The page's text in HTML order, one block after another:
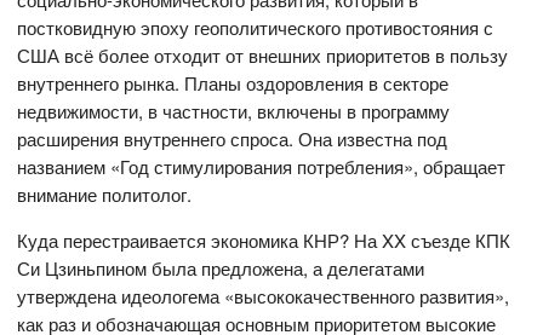
постковидную эпоху геополитического противостояния с
США всё более отходит от внешних приоритетов в пользу
внутреннего рынка. Планы оздоровления в секторе
недвижимости, в частности, включены в программу
расширения внутреннего спроса. Она известна под
названием «Год стимулирования потребления», обращает
внимание политолог.
Куда перестраивается экономика КНР? На XX съезде КПК
Си Цзиньпином была предложена, а делегатами
утверждена идеологема «высококачественного развития»,
как раз и обозначающая основным приоритетом высокие